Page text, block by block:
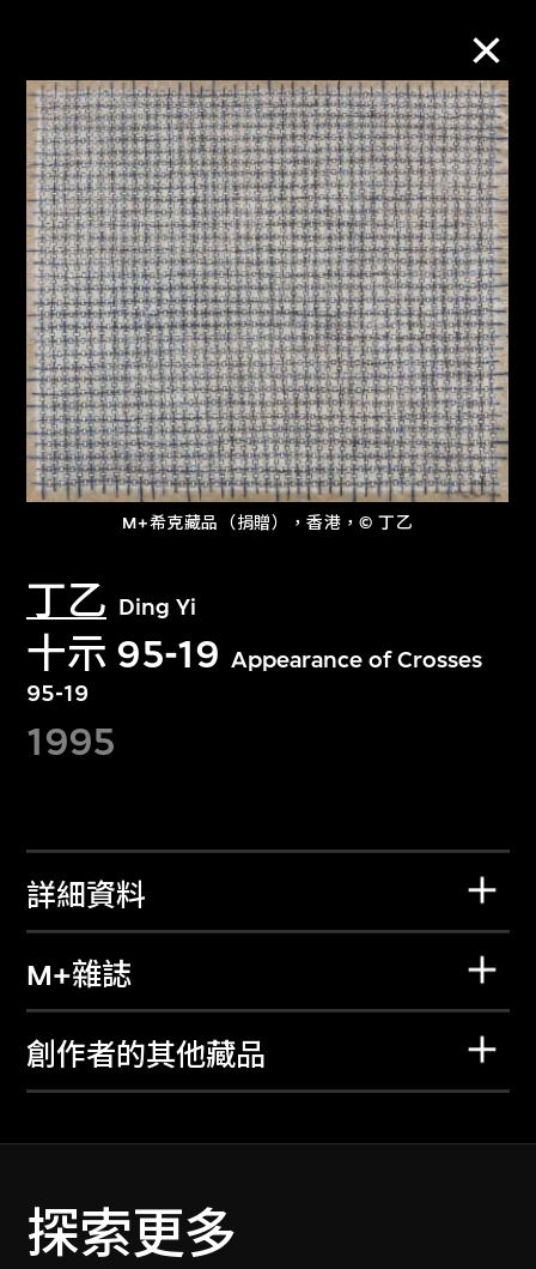
M+希克藏品（捐贈），香港，© 丁乙
丁乙 Ding Yi
十示 95-19 Appearance of Crosses
95-19
1995
詳細資料
M+雜誌
創作者的其他藏品
探索更多
M+藏品
進一步篩選 搜索
關於M+藏品
探索世界頂級的二十及二十一世紀視覺
文化藏品。